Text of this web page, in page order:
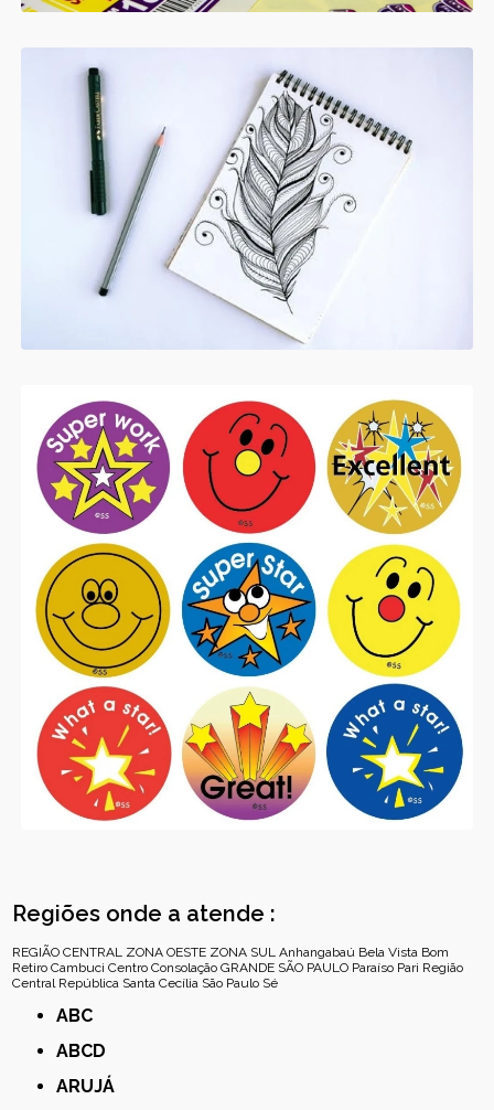
Regiões onde a atende :
REGIÃO CENTRAL ZONA OESTE ZONA SUL Anhangabaú Bela Vista Bom
Retiro Cambuci Centro Consolação GRANDE SÃO PAULO Paraíso Pari Região
Central República Santa Cecília São Paulo Sé
ABC
ABCD
ARUJÁ